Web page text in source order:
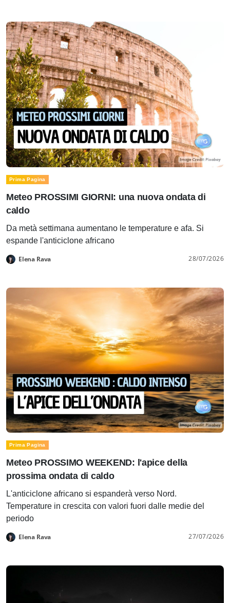
Prima Pagina
Meteo PROSSIMI GIORNI: una nuova ondata di
caldo
Da metà settimana aumentano le temperature e afa. Si
espande l'anticiclone africano
Elena Rava 28/07/2026
Prima Pagina
Meteo PROSSIMO WEEKEND: l'apice della
prossima ondata di caldo
L'anticiclone africano si espanderà verso Nord.
Temperature in crescita con valori fuori dalle medie del
periodo
Elena Rava 27/07/2026